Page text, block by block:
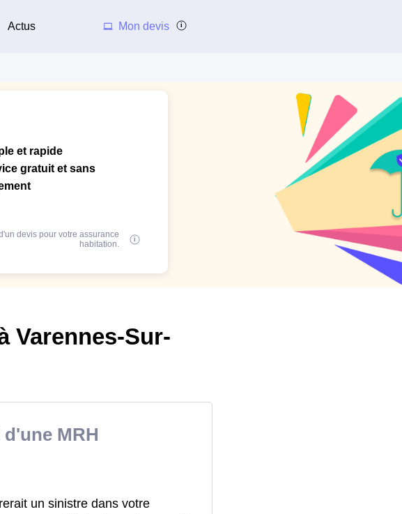
Actus Mon devis
et rapide
gratuit et sans
devis pour votre assurance
habitation.
Varennes-Sur-
MRH
un sinistre dans votre